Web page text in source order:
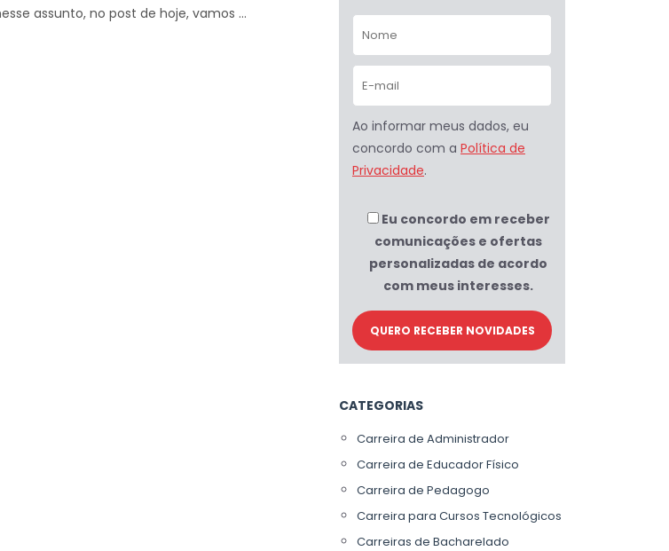
assunto, no post de hoje, vamos ...
Ao informar meus dados, eu
concordo com a Política de
Privacidade.
Eu concordo em receber
comunicações e ofertas
personalizadas de acordo
com meus interesses.
CATEGORIAS
Carreira de Administrador
Carreira de Educador Físico
Carreira de Pedagogo
Carreira para Cursos Tecnológicos
Carreiras de Bacharelado